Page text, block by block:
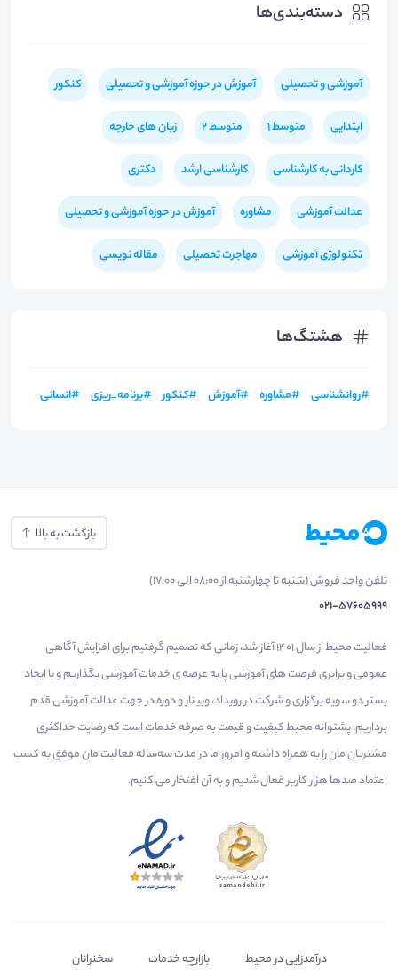
دسته‌بندی‌ها
آموزشی و تحصیلی آموزش در حوزه آموزشی و تحصیلی کنکور
ابتدایی متوسط 1 متوسط 2 زبان های خارجه
کاردانی به کارشناسی کارشناسی ارشد دکتری
عدالت آموزشی مشاوره آموزش در حوزه آموزشی و تحصیلی
تکنولوژی آموزشی مهاجرت تحصیلی مقاله نویسی
هشتگ‌ها
#روانشناسی #مشاوره #آموزش #کنکور #برنامه_ریزی #انسانی
بازگشت به بالا
تلفن واحد فروش (شنبه تا چهارشنبه از 08:00 الی 17:00)
021-57605999
فعالیت محیط از سال 1401 آغاز شد، زمانی که تصمیم گرفتیم برای افزایش آگاهی
عمومی و برابری فرصت های آموزشی پا به عرصه ی خدمات آموزشی بگذاریم و با ایجاد
بستر دو سویه برگزاری و شرکت در رویداد، وبینار و دوره در جهت عدالت آموزشی قدم
برداریم. پشتوانه محیط کیفیت و قیمت به صرفه خدمات است که رضایت حداکثری
مشتریان مان را به همراه داشته و امروز ما در مدت سه‌ساله فعالیت مان موفق به کسب
اعتماد صدها هزار کاربر فعال شدیم و به آن افتخار می‌ کنیم.
درآمدزایی در محیط بازارچه خدمات سخنرانان